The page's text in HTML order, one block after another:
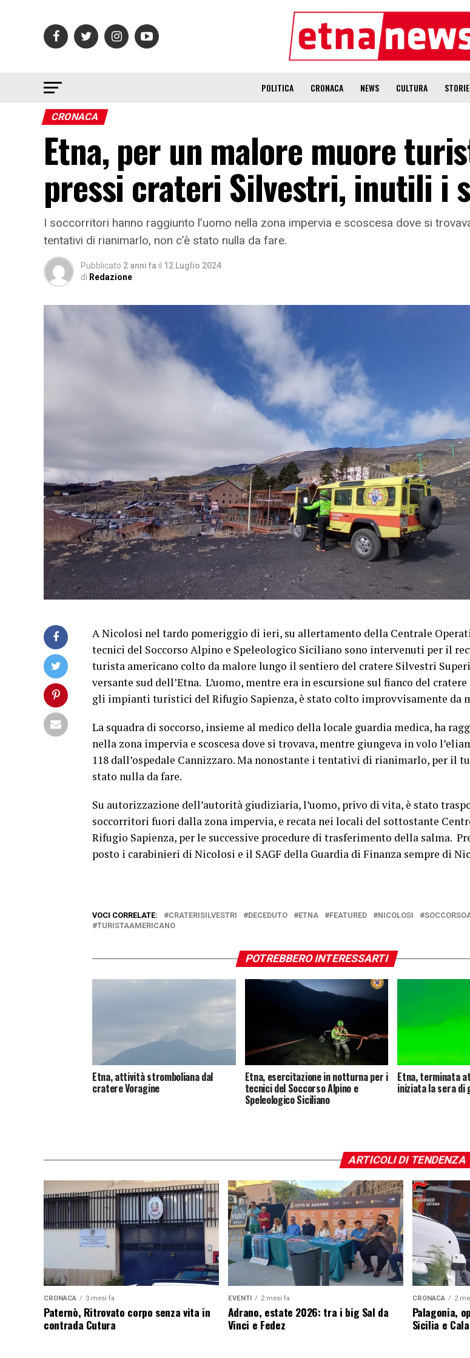
POLITICA CRONACA NEWS CULTURA STORIE
CRONACA
Etna, per un malore muore
pressi crateri Silvestri, inutili i
I soccorritori hanno raggiunto l’uomo nella zona impervia e scoscesa dove si
tentativi di rianimarlo, non c’è stato nulla da fare.
Pubblicato 2 anni fa il 12 Luglio 2024
di Redazione
A Nicolosi nel tardo pomeriggio di ieri, su allertamento della Centrale
tecnici del Soccorso Alpino e Speleologico Siciliano sono intervenuti per il
turista americano colto da malore lungo il sentiero del cratere Silvestri
versante sud dell’Etna. L’uomo, mentre era in escursione sul fianco del
gli impianti turistici del Rifugio Sapienza, è stato colto improvvisamente da
La squadra di soccorso, insieme al medico della locale guardia medica, ha
nella zona impervia e scoscesa dove si trovava, mentre giungeva in volo
118 dall’ospedale Cannizzaro. Ma nonostante i tentativi di rianimarlo, per il
stato nulla da fare.
Su autorizzazione dell’autorità giudiziaria, l’uomo, privo di vita, è stato
soccorritori fuori dalla zona impervia, e recata nei locali del sottostante
Rifugio Sapienza, per le successive procedure di trasferimento della salma.
posto i carabinieri di Nicolosi e il SAGF della Guardia di Finanza sempre di
VOCI CORRELATE: CRATERISILVESTRI DECEDUTO ETNA FEATURED NICOLOSI
TURISTAAMERICANO
POTREBBERO INTERESSARTI
Etna, attività stromboliana dal
cratere Voragine
Etna, esercitazione in notturna per i
tecnici del Soccorso Alpino e
Speleologico Siciliano
Etna, terminata
iniziata la sera di
ARTICOLI DI TENDENZA
CRONACA 3 mesi fa
Paternò, Ritrovato corpo senza vita in
contrada Cutura
EVENTI 2 mesi fa
Adrano, estate 2026: tra i big Sal da
Vinci e Fedez
CRONACA 2
Palagonia,
Sicilia e